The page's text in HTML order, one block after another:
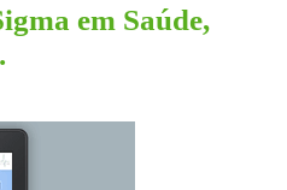
em Saúde,